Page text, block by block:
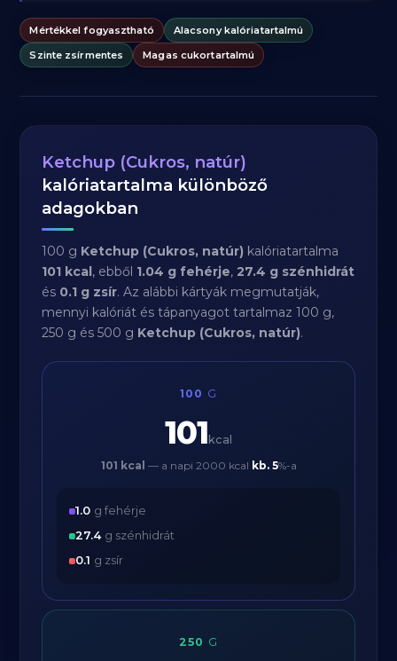
Mértékkel fogyasztható
Alacsony kalóriatartalmú
Szinte zsírmentes
Magas cukortartalmú
Ketchup (Cukros, natúr)
kalóriatartalma különböző
adagokban
100 g Ketchup (Cukros, natúr) kalóriatartalma
101 kcal, ebből 1.04 g fehérje,27.4 g szénhidrát
és 0.1 g zsír. Az alábbi kártyák megmutatják,
mennyi kalóriát és tápanyagot tartalmaz 100 g,
250 g és 500 g Ketchup (Cukros, natúr).
100 G
101 kcal
101 kcal — a napi 2000 kcal kb. 5%-a
1.0 g fehérje
27.4 g szénhidrát
0.1 g zsír
250 G